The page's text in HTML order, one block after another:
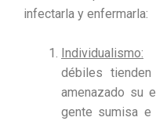
infectarla y enfermarla:
Individualismo:
débiles
amenazado su
gente sumisa e